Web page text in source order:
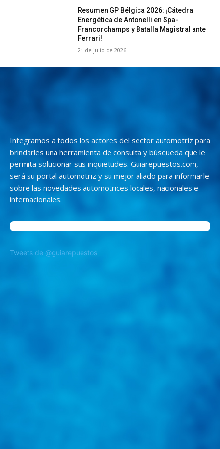
Resumen GP Bélgica 2026: ¡Cátedra
Energética de Antonelli en Spa-
Francorchamps y Batalla Magistral ante
Ferrari!
21 de julio de 2026
Integramos a todos los actores del sector automotriz para
brindarles una herramienta de consulta y búsqueda que le
permita solucionar sus inquietudes. Guiarepuestos.com,
será su portal automotriz y su mejor aliado para informarle
sobre las novedades automotrices locales, nacionales e
internacionales.
Tweets de @guiarepuestos